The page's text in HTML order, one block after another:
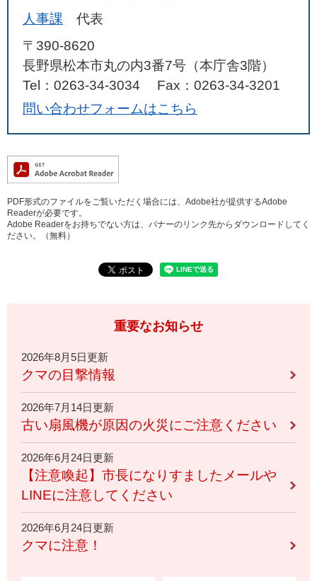
人事課
代表
〒390-8620
長野県松本市丸の内3番7号（本庁舎3階）
Tel：0263-34-3034
Fax：0263-34-3201
問い合わせフォームはこちら
PDF形式のファイルをご覧いただく場合には、Adobe社が提供するAdobe
Readerが必要です。
Adobe Readerをお持ちでない方は、バナーのリンク先からダウンロードしてく
ださい。（無料）
重要なお知らせ
2026年8月5日更新
クマの目撃情報
2026年7月14日更新
古い扇風機が原因の火災にご注意ください
2026年6月24日更新
【注意喚起】市長になりすましたメールや
LINEに注意してください
2026年6月24日更新
クマに注意！